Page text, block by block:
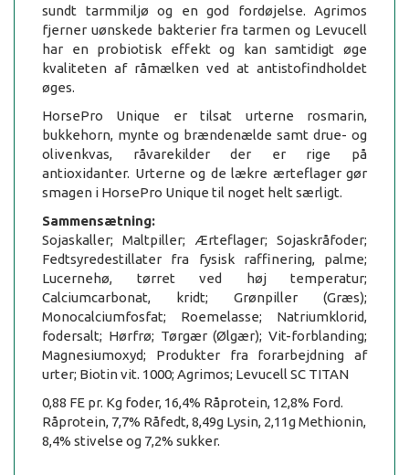
sundt tarmmiljø og en god fordøjelse. Agrimos
fjerner uønskede bakterier fra tarmen og Levucell
har en probiotisk effekt og kan samtidigt øge
kvaliteten af råmælken ved at antistofindholdet
øges.
HorsePro Unique er tilsat urterne rosmarin,
bukkehorn, mynte og brændenælde samt drue- og
olivenkvas, råvarekilder der er rige på
antioxidanter. Urterne og de lækre ærteflager gør
smagen i HorsePro Unique til noget helt særligt.
Sammensætning:
Sojaskaller; Maltpiller; Ærteflager; Sojaskråfoder;
Fedtsyredestillater fra fysisk raffinering, palme;
Lucernehø, tørret ved høj temperatur;
Calciumcarbonat, kridt; Grønpiller (Græs);
Monocalciumfosfat; Roemelasse; Natriumklorid,
fodersalt; Hørfrø; Tørgær (Ølgær); Vit-forblanding;
Magnesiumoxyd; Produkter fra forarbejdning af
urter; Biotin vit. 1000; Agrimos; Levucell SC TITAN
0,88 FE pr. Kg foder, 16,4% Råprotein, 12,8% Ford.
Råprotein, 7,7% Råfedt, 8,49g Lysin, 2,11g Methionin,
8,4% stivelse og 7,2% sukker.